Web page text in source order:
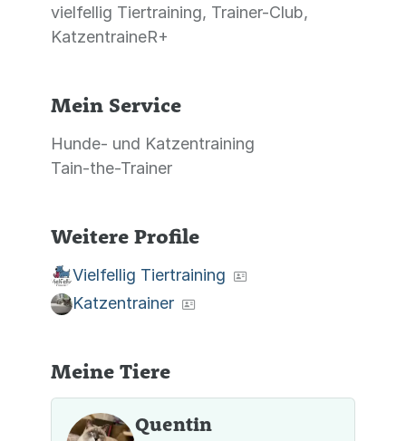
vielfellig Tiertraining, Trainer-Club,
KatzentraineR+
Mein Service
Hunde- und Katzentraining
Tain-the-Trainer
Weitere Profile
Vielfellig Tiertraining
Katzentrainer
Meine Tiere
Quentin